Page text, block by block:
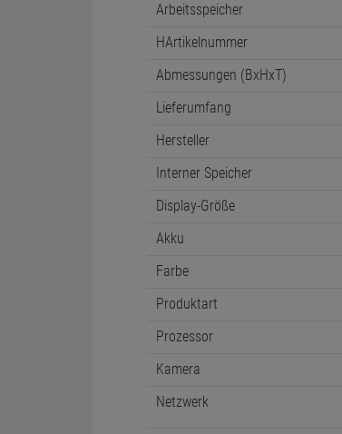
Arbeitsspeicher
HArtikelnummer
Abmessungen (BxHxT)
Lieferumfang
Hersteller
Interner Speicher
Display-Größe
Akku
Farbe
Produktart
Prozessor
Kamera
Netzwerk